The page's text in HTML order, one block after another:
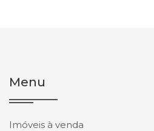
Menu
Imóveis à venda